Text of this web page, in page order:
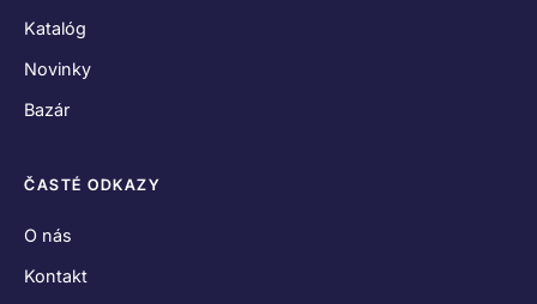
Katalóg
Novinky
Bazár
ČASTÉ ODKAZY
O nás
Kontakt